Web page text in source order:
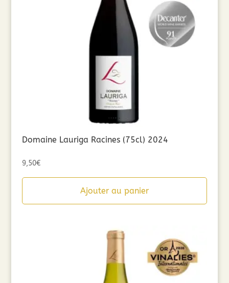
Domaine Lauriga Racines (75cl) 2024
9,50€
Ajouter au panier